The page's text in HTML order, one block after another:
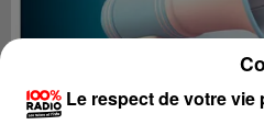
Le respect de votre